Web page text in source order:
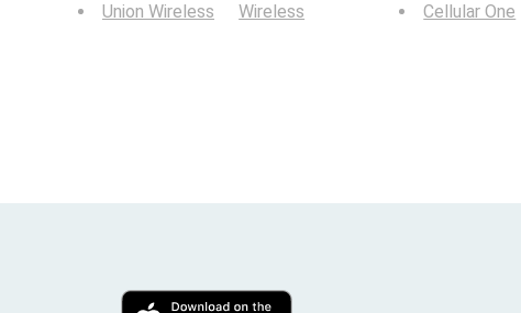
Union Wireless
Wireless
Cellular One